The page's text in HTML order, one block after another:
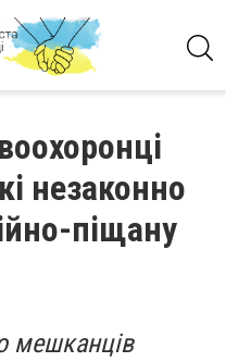
незаконно
піщану
мешканців